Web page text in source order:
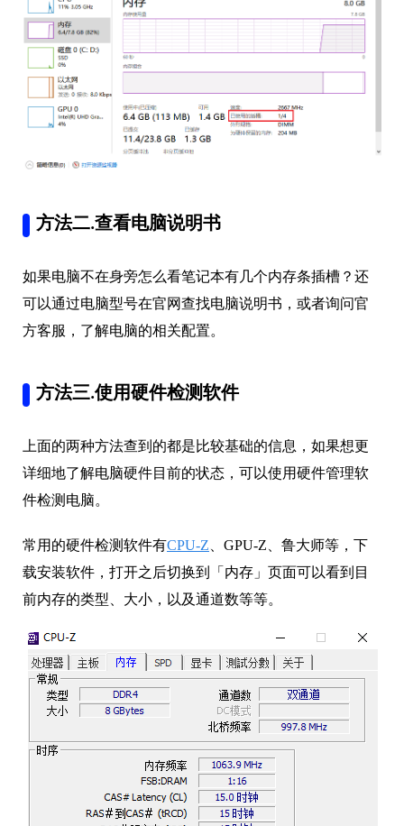
方法二.查看电脑说明书
如果电脑不在身旁怎么看笔记本有几个内存条插槽？还
可以通过电脑型号在官网查找电脑说明书，或者询问官
方客服，了解电脑的相关配置。
方法三.使用硬件检测软件
上面的两种方法查到的都是比较基础的信息，如果想更
详细地了解电脑硬件目前的状态，可以使用硬件管理软
件检测电脑。
常用的硬件检测软件有CPU-Z 、GPU-Z、鲁大师等，下
载安装软件，打开之后切换到「内存」页面可以看到目
前内存的类型、大小，以及通道数等等。